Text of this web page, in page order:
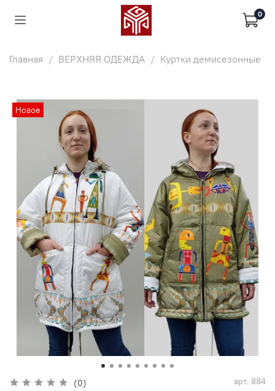
0
Главная ВЕРХНЯЯ ОДЕЖДА Куртки демисезонные
Новое
(0) арт. 884